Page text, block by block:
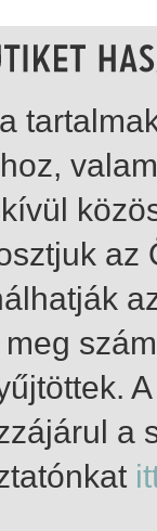
a